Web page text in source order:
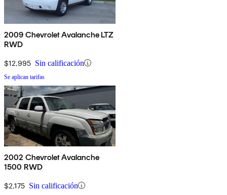
2009 Chevrolet Avalanche LTZ
RWD
$12,995 Sin calificación
Se aplican tarifas
2002 Chevrolet Avalanche
1500 RWD
$2,175 Sin calificación